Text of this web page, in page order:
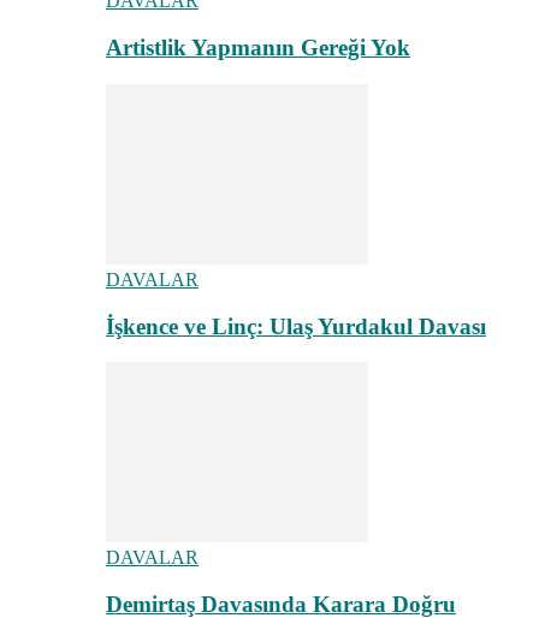
Artistlik Yapmanın Gereği Yok
DAVALAR
İşkence ve Linç: Ulaş Yurdakul Davası
DAVALAR
Demirtaş Davasında Karara Doğru